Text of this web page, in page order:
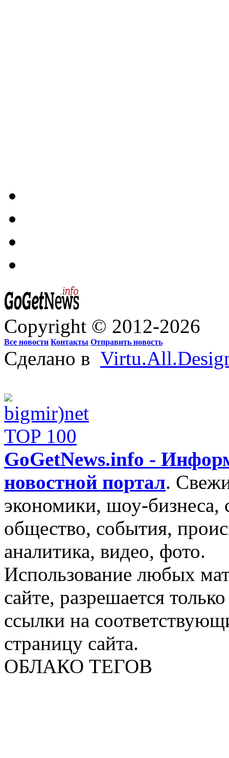
Copyright © 2012-2026
Все новости Контакты Отправить новость
Сделано в
GoGetNews.info -
новостной портал.
экономики, шоу-бизнеса,
общество, события,
аналитика, видео, фото.
Использование любых
сайте, разрешается
ссылки на
страницу сайта.
ОБЛАКО ТЕГОВ